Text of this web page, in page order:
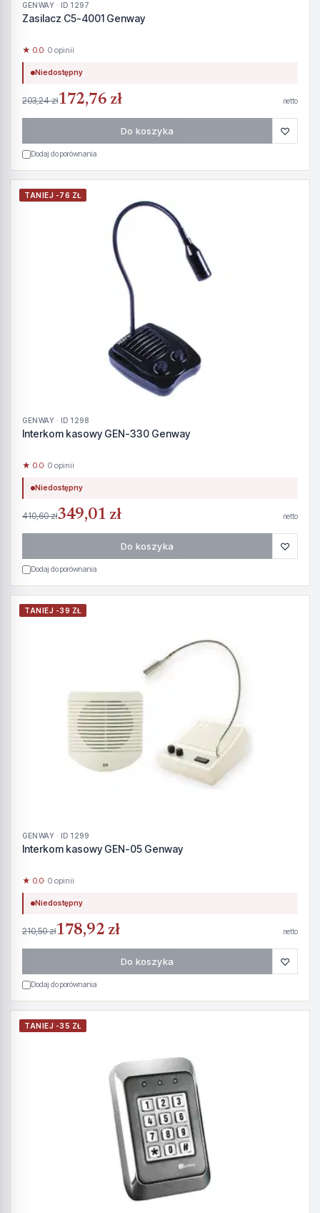
GENWAY · ID 1297
Zasilacz C5-4001 Genway
★ 0.0· 0 opinii
Niedostępny
203,24 zł172,76 zł netto
Do koszyka ♡
Dodaj do porównania
TANIEJ -76 ZŁ
GENWAY · ID 1298
Interkom kasowy GEN-330 Genway
★ 0.0· 0 opinii
Niedostępny
410,60 zł349,01 zł netto
Do koszyka ♡
Dodaj do porównania
TANIEJ -39 ZŁ
GENWAY · ID 1299
Interkom kasowy GEN-05 Genway
★ 0.0· 0 opinii
Niedostępny
210,50 zł178,92 zł netto
Do koszyka ♡
Dodaj do porównania
TANIEJ -35 ZŁ